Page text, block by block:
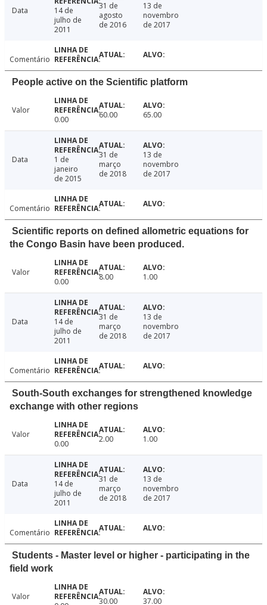
Data
14 de
julho de
2011
31 de
agosto
de 2016
13 de
novembro
de 2017
Comentário
People active on the Scientific platform
Valor
0.00
60.00 65.00
Data
1 de
janeiro
de 2015
31 de
março
de 2018
13 de
novembro
de 2017
Comentário
Scientific reports on defined allometric equations for
the Congo Basin have been produced.
Valor
0.00
8.00 1.00
Data
14 de
julho de
2011
31 de
março
de 2018
13 de
novembro
de 2017
Comentário
South-South exchanges for strengthened knowledge
exchange with other regions
Valor
0.00
2.00 1.00
Data
14 de
julho de
2011
31 de
março
de 2018
13 de
novembro
de 2017
Comentário
Students - Master level or higher - participating in the
field work
Valor
30.00 37.00